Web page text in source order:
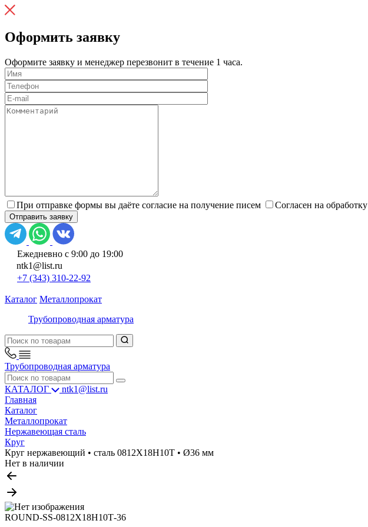
Оформить заявку
Оформите заявку и менеджер перезвонит в течение 1 часа.
При отправке формы вы даёте согласие на получение писем Согласен на обработку
Ежедневно с 9:00 до 19:00
ntk1@list.ru
+7 (343) 310-22-92
Каталог Металлопрокат
Трубопроводная арматура
Трубопроводная арматура
КАТАЛОГ
ntk1@list.ru
Главная
Каталог
Металлопрокат
Нержавеющая сталь
Круг
Круг нержавеющий • сталь 0812Х18Н10Т • Ø36 мм
Нет в наличии
ROUND-SS-0812Х18Н10Т-36